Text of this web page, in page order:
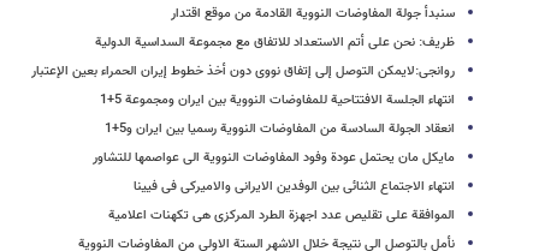
سنبدأ جولة المفاوضات النوویة القادمة من موقع اقتدار
ظریف: نحن علی أتم الاستعداد للاتفاق مع مجموعة السداسیة الدولیة
روانجی:لایمکن التوصل إلی إتفاق نووی دون أخذ خطوط إیران الحمراء بعین الإعتبار
انتهاء الجلسة الافتتاحیة للمفاوضات النوویة بین ایران ومجموعة 5+1
انعقاد الجولة السادسة من المفاوضات النوویة رسمیا بین ایران و5+1
مایکل مان یحتمل عودة وفود المفاوضات النوویة الی عواصمها للتشاور
انتهاء الاجتماع الثنائی بین الوفدین الایرانی والامیرکی فی فیینا
الموافقة علی تقلیص عدد اجهزة الطرد المرکزی هی تکهنات اعلامیة
نأمل بالتوصل الی نتیجة خلال الاشهر الستة الاولی من المفاوضات النوویة